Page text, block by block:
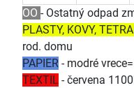
OO - Ostatný odpad
PLASTY, KOVY,
rod. domu
PAPIER - modré
TEXTIL - červena